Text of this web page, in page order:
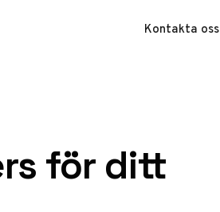
Kontakta oss
för ditt